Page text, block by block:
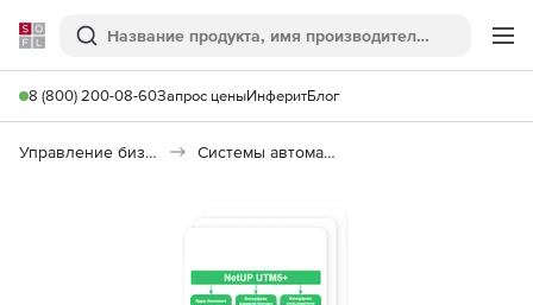
Softline
Поиск
8 (800) 200-08-60Запрос ценыИнферитБлог
Управление бизнесом, CRM/ERP Системы автоматизации